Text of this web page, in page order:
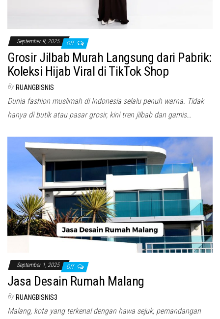
September 9, 2025 Off
Grosir Jilbab Murah Langsung dari Pabrik:
Koleksi Hijab Viral di TikTok Shop
By RUANGBISNIS
Dunia fashion muslimah di Indonesia selalu penuh warna. Tidak
hanya di butik atau pasar grosir, kini tren jilbab dan gamis…
September 1, 2025 Off
Jasa Desain Rumah Malang
By RUANGBISNIS3
Malang, kota yang terkenal dengan hawa sejuk, pemandangan